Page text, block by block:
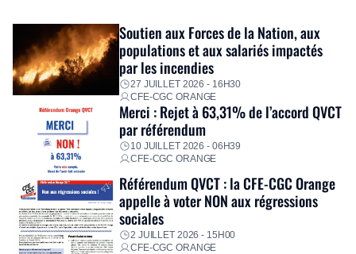
Fidèle à sa mission d’utilité sociale, le Groupe mobilise
immédiatement ses équipes afin de proposer un diagnostic
personnalisé, des aides financières pour faire face aux
premières dépenses, […]
Soutien aux Forces de la Nation, aux
populations et aux salariés impactés
par les incendies
27 JUILLET 2026 - 16H30
CFE-CGC ORANGE
Merci : Rejet à 63,31% de l’accord QVCT
par référendum
10 JUILLET 2026 - 06H39
CFE-CGC ORANGE
Référendum QVCT : la CFE-CGC Orange
appelle à voter NON aux régressions
sociales
2 JUILLET 2026 - 15H00
CFE-CGC ORANGE